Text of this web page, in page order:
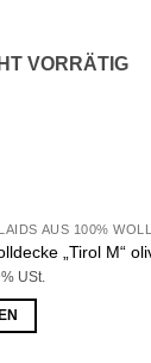
VORRÄTIG
AUS 100%
„Tirol M“
USt.